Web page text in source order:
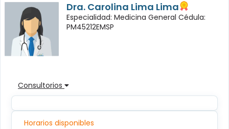
Dra. Carolina Lima Lima
Especialidad: Medicina General Cédula:
PM45212EMSP
Consultorios
Horarios disponibles